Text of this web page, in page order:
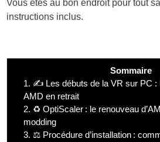
Vous êtes au bon endroit pour tout
instructions inclus.
Sommaire
1. ✍️ Les débuts de la VR sur PC :
AMD en retrait
2. ♻️ OptiScaler : le renouveau
modding
3. ⚖️ Procédure d’installation :